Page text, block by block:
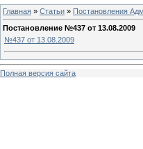
Главная » Статьи » Постановления
Постановление №437 от 13.08.2009
№437 от 13.08.2009
Полная версия сайта